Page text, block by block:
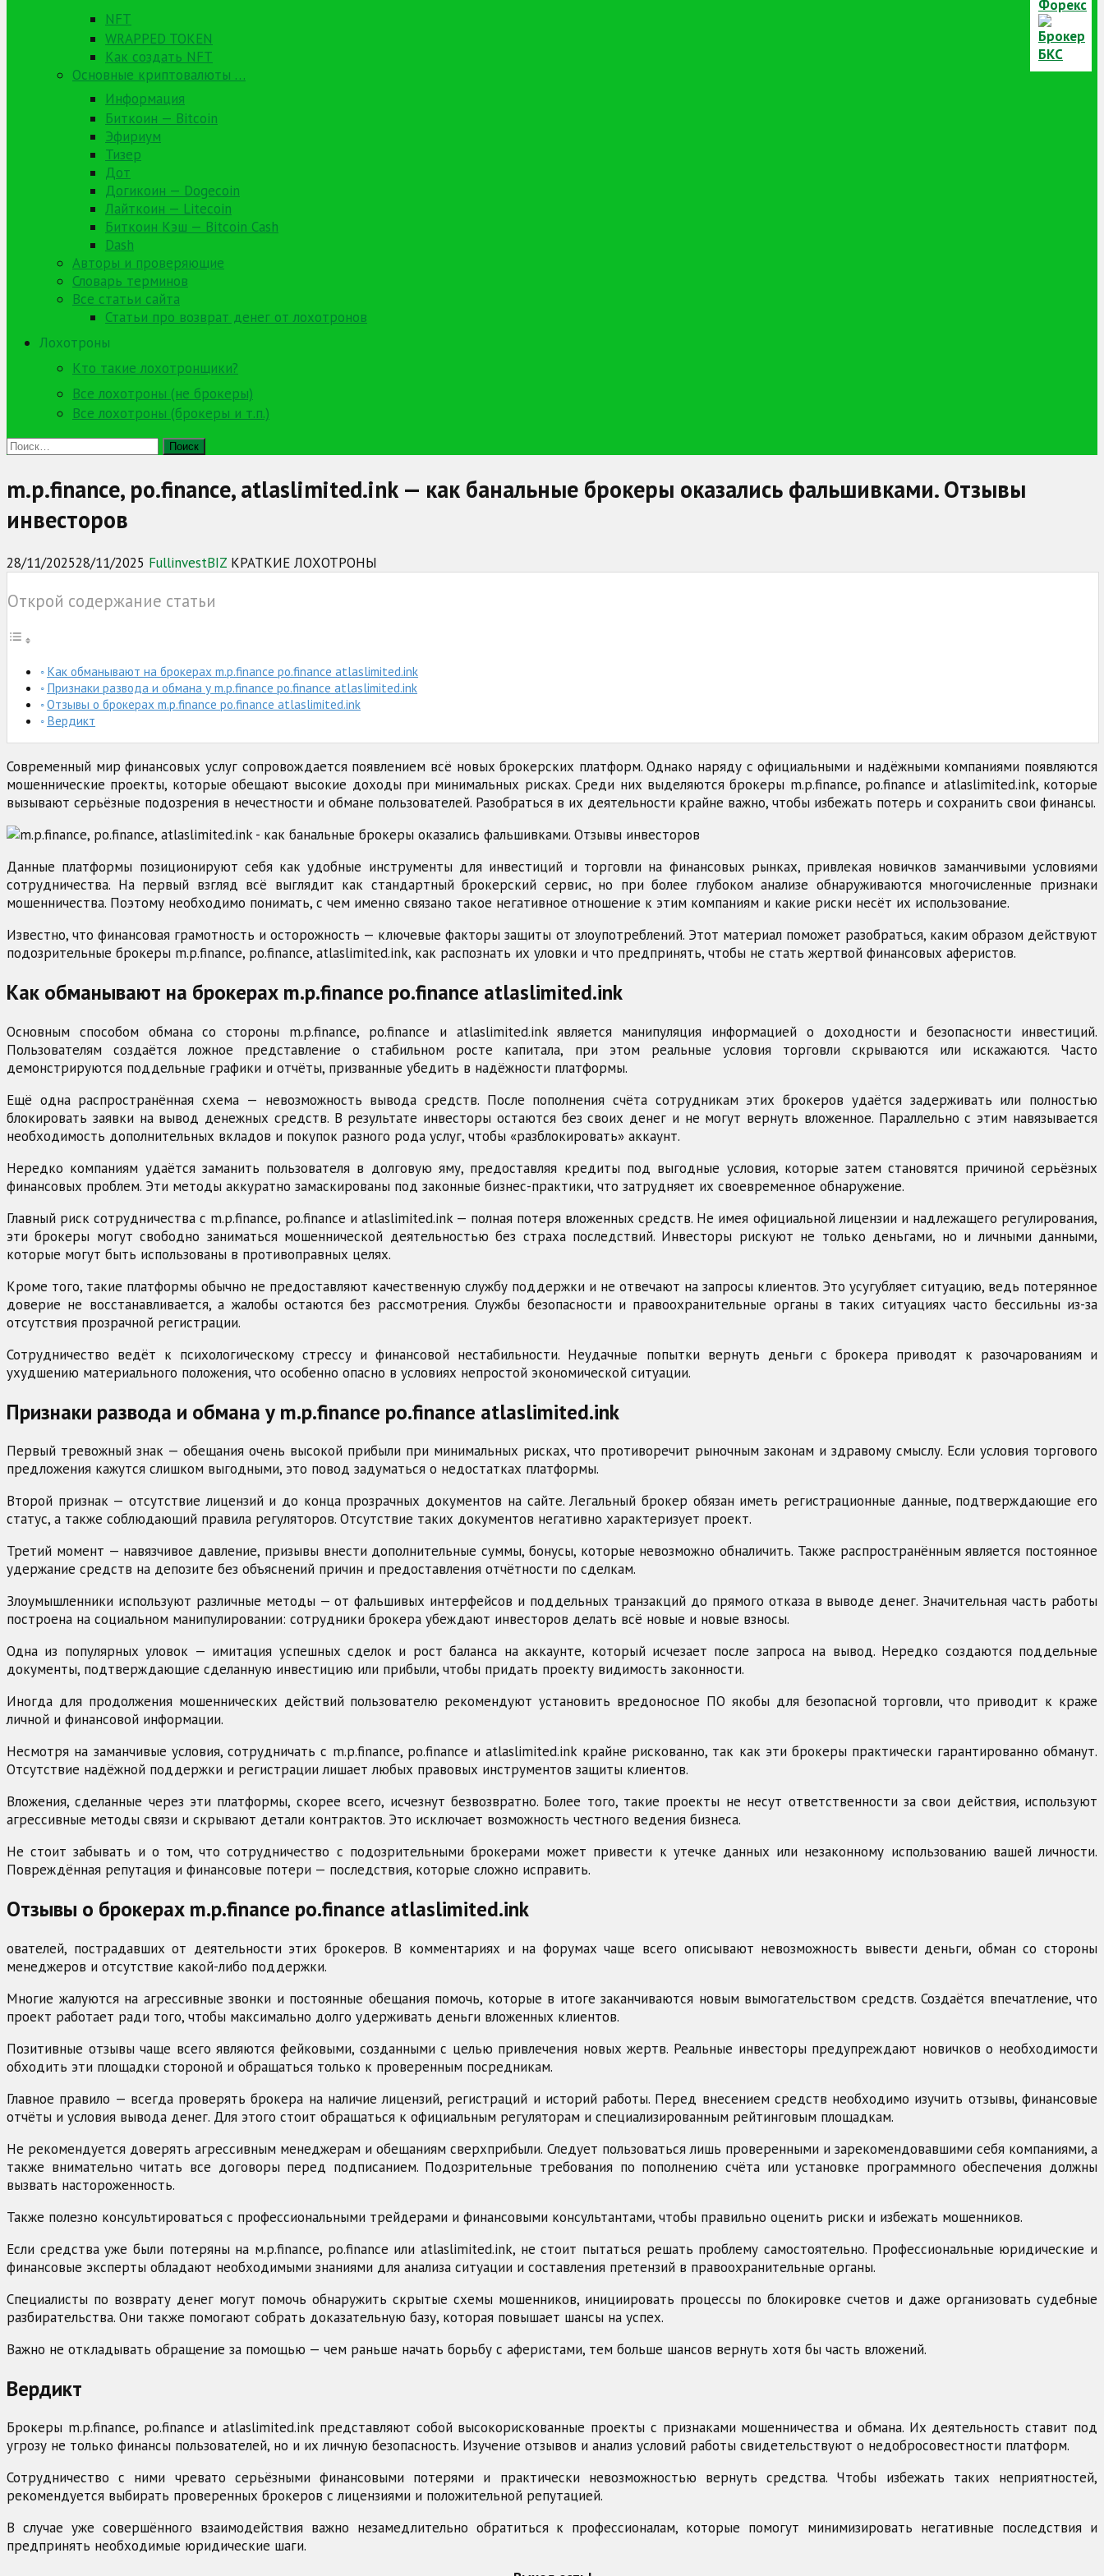
NFT
WRAPPED TOKEN
Как создать NFT
Основные криптовалюты …
Информация
Биткоин — Bitcoin
Эфириум
Тизер
Дот
Догикоин — Dogecoin
Лайткоин — Litecoin
Биткоин Кэш — Bitcoin Cash
Dash
Авторы и проверяющие
Словарь терминов
Все статьи сайта
Статьи про возврат денег от лохотронов
Лохотроны
Кто такие лохотронщики?
Все лохотроны (не брокеры)
Все лохотроны (брокеры и т.п.)
Найти:
m.p.finance, po.finance, atlaslimited.ink — как банальные брокеры оказались фальшивками. Отзывы
инвесторов
28/11/202528/11/2025 FullinvestBIZ КРАТКИЕ ЛОХОТРОНЫ
Открой содержание статьи
Как обманывают на брокерах m.p.finance po.finance atlaslimited.ink
Признаки развода и обмана у m.p.finance po.finance atlaslimited.ink
Отзывы о брокерах m.p.finance po.finance atlaslimited.ink
Вердикт
Современный мир финансовых услуг сопровождается появлением всё новых брокерских платформ. Однако наряду с официальными и надёжными компаниями появляются
мошеннические проекты, которые обещают высокие доходы при минимальных рисках. Среди них выделяются брокеры m.p.finance, po.finance и atlaslimited.ink, которые
вызывают серьёзные подозрения в нечестности и обмане пользователей. Разобраться в их деятельности крайне важно, чтобы избежать потерь и сохранить свои финансы.
Данные платформы позиционируют себя как удобные инструменты для инвестиций и торговли на финансовых рынках, привлекая новичков заманчивыми условиями
сотрудничества. На первый взгляд всё выглядит как стандартный брокерский сервис, но при более глубоком анализе обнаруживаются многочисленные признаки
мошенничества. Поэтому необходимо понимать, с чем именно связано такое негативное отношение к этим компаниям и какие риски несёт их использование.
Известно, что финансовая грамотность и осторожность — ключевые факторы защиты от злоупотреблений. Этот материал поможет разобраться, каким образом действуют
подозрительные брокеры m.p.finance, po.finance, atlaslimited.ink, как распознать их уловки и что предпринять, чтобы не стать жертвой финансовых аферистов.
Как обманывают на брокерах m.p.finance po.finance atlaslimited.ink
Основным способом обмана со стороны m.p.finance, po.finance и atlaslimited.ink является манипуляция информацией о доходности и безопасности инвестиций.
Пользователям создаётся ложное представление о стабильном росте капитала, при этом реальные условия торговли скрываются или искажаются. Часто
демонстрируются поддельные графики и отчёты, призванные убедить в надёжности платформы.
Ещё одна распространённая схема — невозможность вывода средств. После пополнения счёта сотрудникам этих брокеров удаётся задерживать или полностью
блокировать заявки на вывод денежных средств. В результате инвесторы остаются без своих денег и не могут вернуть вложенное. Параллельно с этим навязывается
необходимость дополнительных вкладов и покупок разного рода услуг, чтобы «разблокировать» аккаунт.
Нередко компаниям удаётся заманить пользователя в долговую яму, предоставляя кредиты под выгодные условия, которые затем становятся причиной серьёзных
финансовых проблем. Эти методы аккуратно замаскированы под законные бизнес-практики, что затрудняет их своевременное обнаружение.
Главный риск сотрудничества с m.p.finance, po.finance и atlaslimited.ink — полная потеря вложенных средств. Не имея официальной лицензии и надлежащего регулирования,
эти брокеры могут свободно заниматься мошеннической деятельностью без страха последствий. Инвесторы рискуют не только деньгами, но и личными данными,
которые могут быть использованы в противоправных целях.
Кроме того, такие платформы обычно не предоставляют качественную службу поддержки и не отвечают на запросы клиентов. Это усугубляет ситуацию, ведь потерянное
доверие не восстанавливается, а жалобы остаются без рассмотрения. Службы безопасности и правоохранительные органы в таких ситуациях часто бессильны из-за
отсутствия прозрачной регистрации.
Сотрудничество ведёт к психологическому стрессу и финансовой нестабильности. Неудачные попытки вернуть деньги с брокера приводят к разочарованиям и
ухудшению материального положения, что особенно опасно в условиях непростой экономической ситуации.
Признаки развода и обмана у m.p.finance po.finance atlaslimited.ink
Первый тревожный знак — обещания очень высокой прибыли при минимальных рисках, что противоречит рыночным законам и здравому смыслу. Если условия торгового
предложения кажутся слишком выгодными, это повод задуматься о недостатках платформы.
Второй признак — отсутствие лицензий и до конца прозрачных документов на сайте. Легальный брокер обязан иметь регистрационные данные, подтверждающие его
статус, а также соблюдающий правила регуляторов. Отсутствие таких документов негативно характеризует проект.
Третий момент — навязчивое давление, призывы внести дополнительные суммы, бонусы, которые невозможно обналичить. Также распространённым является постоянное
удержание средств на депозите без объяснений причин и предоставления отчётности по сделкам.
Злоумышленники используют различные методы — от фальшивых интерфейсов и поддельных транзакций до прямого отказа в выводе денег. Значительная часть работы
построена на социальном манипулировании: сотрудники брокера убеждают инвесторов делать всё новые и новые взносы.
Одна из популярных уловок — имитация успешных сделок и рост баланса на аккаунте, который исчезает после запроса на вывод. Нередко создаются поддельные
документы, подтверждающие сделанную инвестицию или прибыли, чтобы придать проекту видимость законности.
Иногда для продолжения мошеннических действий пользователю рекомендуют установить вредоносное ПО якобы для безопасной торговли, что приводит к краже
личной и финансовой информации.
Несмотря на заманчивые условия, сотрудничать с m.p.finance, po.finance и atlaslimited.ink крайне рискованно, так как эти брокеры практически гарантированно обманут.
Отсутствие надёжной поддержки и регистрации лишает любых правовых инструментов защиты клиентов.
Вложения, сделанные через эти платформы, скорее всего, исчезнут безвозвратно. Более того, такие проекты не несут ответственности за свои действия, используют
агрессивные методы связи и скрывают детали контрактов. Это исключает возможность честного ведения бизнеса.
Не стоит забывать и о том, что сотрудничество с подозрительными брокерами может привести к утечке данных или незаконному использованию вашей личности.
Повреждённая репутация и финансовые потери — последствия, которые сложно исправить.
Отзывы о брокерах m.p.finance po.finance atlaslimited.ink
ователей, пострадавших от деятельности этих брокеров. В комментариях и на форумах чаще всего описывают невозможность вывести деньги, обман со стороны
менеджеров и отсутствие какой-либо поддержки.
Многие жалуются на агрессивные звонки и постоянные обещания помочь, которые в итоге заканчиваются новым вымогательством средств. Создаётся впечатление, что
проект работает ради того, чтобы максимально долго удерживать деньги вложенных клиентов.
Позитивные отзывы чаще всего являются фейковыми, созданными с целью привлечения новых жертв. Реальные инвесторы предупреждают новичков о необходимости
обходить эти площадки стороной и обращаться только к проверенным посредникам.
Главное правило — всегда проверять брокера на наличие лицензий, регистраций и историй работы. Перед внесением средств необходимо изучить отзывы, финансовые
отчёты и условия вывода денег. Для этого стоит обращаться к официальным регуляторам и специализированным рейтинговым площадкам.
Не рекомендуется доверять агрессивным менеджерам и обещаниям сверхприбыли. Следует пользоваться лишь проверенными и зарекомендовавшими себя компаниями, а
также внимательно читать все договоры перед подписанием. Подозрительные требования по пополнению счёта или установке программного обеспечения должны
вызвать настороженность.
Также полезно консультироваться с профессиональными трейдерами и финансовыми консультантами, чтобы правильно оценить риски и избежать мошенников.
Если средства уже были потеряны на м.p.finance, po.finance или atlaslimited.ink, не стоит пытаться решать проблему самостоятельно. Профессиональные юридические и
финансовые эксперты обладают необходимыми знаниями для анализа ситуации и составления претензий в правоохранительные органы.
Специалисты по возврату денег могут помочь обнаружить скрытые схемы мошенников, инициировать процессы по блокировке счетов и даже организовать судебные
разбирательства. Они также помогают собрать доказательную базу, которая повышает шансы на успех.
Важно не откладывать обращение за помощью — чем раньше начать борьбу с аферистами, тем больше шансов вернуть хотя бы часть вложений.
Вердикт
Брокеры m.p.finance, po.finance и atlaslimited.ink представляют собой высокорискованные проекты с признаками мошенничества и обмана. Их деятельность ставит под
угрозу не только финансы пользователей, но и их личную безопасность. Изучение отзывов и анализ условий работы свидетельствуют о недобросовестности платформ.
Сотрудничество с ними чревато серьёзными финансовыми потерями и практически невозможностью вернуть средства. Чтобы избежать таких неприятностей,
рекомендуется выбирать проверенных брокеров с лицензиями и положительной репутацией.
В случае уже совершённого взаимодействия важно незамедлительно обратиться к профессионалам, которые помогут минимизировать негативные последствия и
предпринять необходимые юридические шаги.